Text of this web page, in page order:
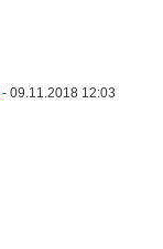
- 09.11.2018 12:03